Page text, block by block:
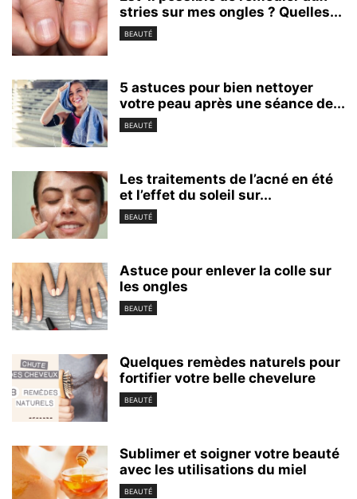
stries sur mes ongles ? Quelles...
BEAUTÉ
5 astuces pour bien nettoyer
votre peau après une séance de...
BEAUTÉ
Les traitements de l’acné en été
et l’effet du soleil sur...
BEAUTÉ
Astuce pour enlever la colle sur
les ongles
BEAUTÉ
Quelques remèdes naturels pour
fortifier votre belle chevelure
BEAUTÉ
Sublimer et soigner votre beauté
avec les utilisations du miel
BEAUTÉ